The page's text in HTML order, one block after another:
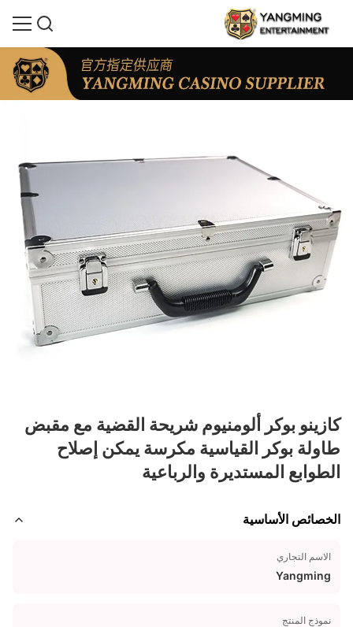
كازينو بوكر ألومنيوم شريحة القضية مع مقبض
طاولة بوكر القياسية مكرسة يمكن إصلاح
الطوابع المستديرة والرباعية
الخصائص الأساسية
الاسم التجاري
Yangming
نموذج المنتج